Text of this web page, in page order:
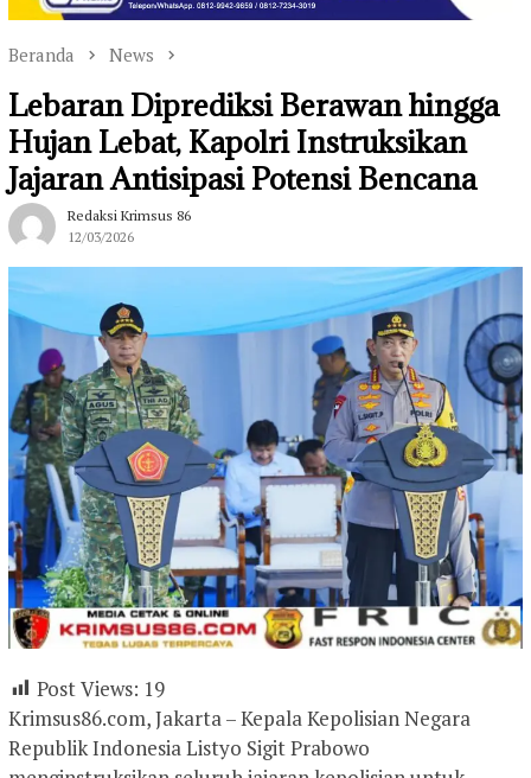
Beranda News
Lebaran Diprediksi Berawan hingga
Hujan Lebat, Kapolri Instruksikan
Jajaran Antisipasi Potensi Bencana
Redaksi Krimsus 86
12/03/2026
Post Views: 19
Krimsus86.com, Jakarta – Kepala Kepolisian Negara
Republik Indonesia Listyo Sigit Prabowo